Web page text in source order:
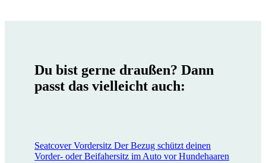
Du bist gerne draußen? Dann
passt das vielleicht auch:
Seatcover Vordersitz Der Bezug schützt deinen
Vorder- oder Beifahersitz im Auto vor Hundehaaren